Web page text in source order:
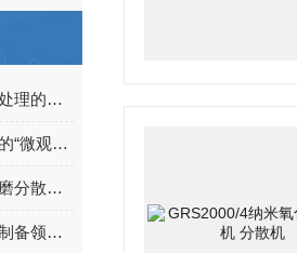
研磨分散机：物料精细处理的得力助手
研磨分散机：工业领域的“微观加工大师”
提升材料分散效果：研磨分散机在涂料制造中的应用
研磨分散机在能源材料制备领域的应用探索